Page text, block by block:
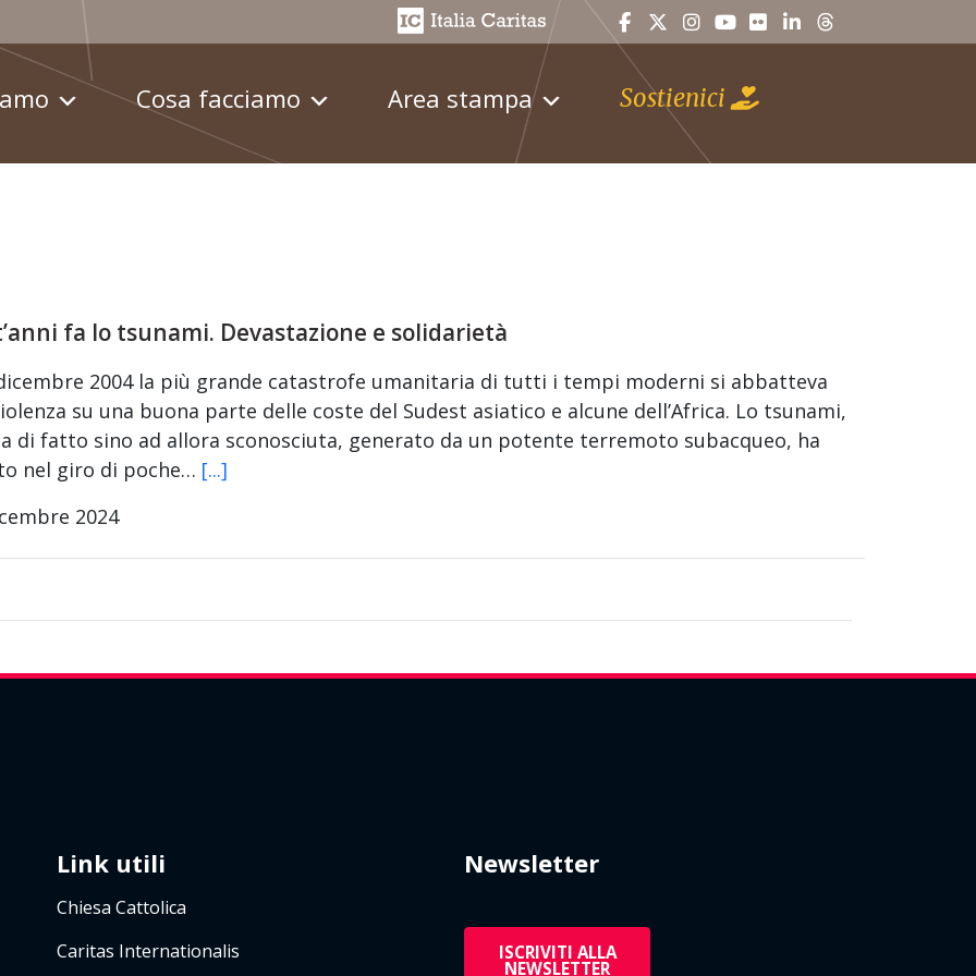
Cosa facciamo Area stampa Sostienici
fa lo tsunami. Devastazione e solidarietà
2004 la più grande catastrofe umanitaria di tutti i tempi moderni si abbatteva
su una buona parte delle coste del Sudest asiatico e alcune dell’Africa. Lo tsunami,
di fatto sino ad allora sconosciuta, generato da un potente terremoto subacqueo, ha
nel giro di poche… [...]
2024
Link utili
Chiesa Cattolica
Caritas Internationalis
Newsletter
ISCRIVITI ALLA
NEWSLETTER